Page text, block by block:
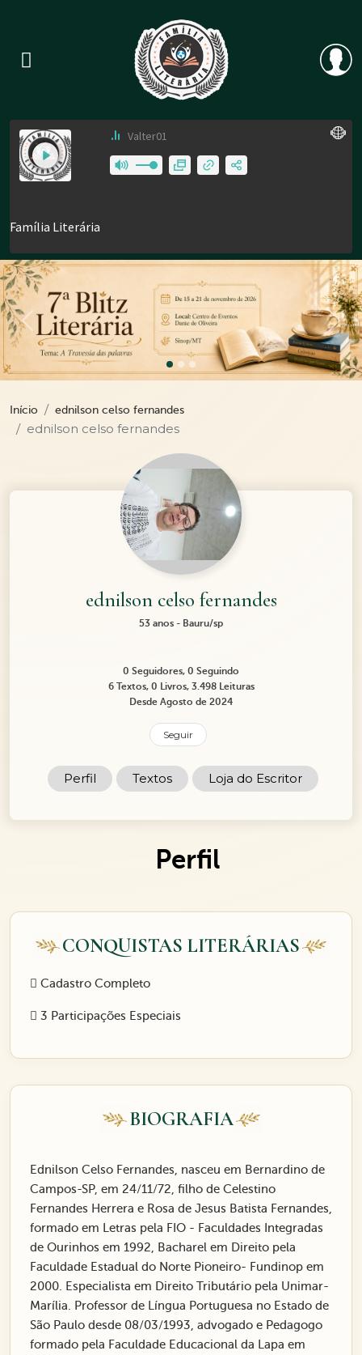
Previous
Início ednilson celso fernandes
ednilson celso fernandes
ednilson celso fernandes
53 anos - Bauru/sp
0 Seguidores, 0 Seguindo
6 Textos, 0 Livros, 3.498 Leituras
Desde Agosto de 2024
Seguir
Perfil Textos Loja do Escritor
Perfil
CONQUISTAS LITERÁRIAS
Cadastro Completo
3 Participações Especiais
BIOGRAFIA
Ednilson Celso Fernandes, nasceu em Bernardino de
Campos-SP, em 24/11/72, filho de Celestino
Fernandes Herrera e Rosa de Jesus Batista Fernandes,
formado em Letras pela FIO - Faculdades Integradas
de Ourinhos em 1992, Bacharel em Direito pela
Faculdade Estadual do Norte Pioneiro- Fundinop em
2000. Especialista em Direito Tributário pela Unimar-
Marília. Professor de Língua Portuguesa no Estado de
São Paulo desde 08/03/1993, advogado e Pedagogo
formado pela Faculdade Educacional da Lapa em